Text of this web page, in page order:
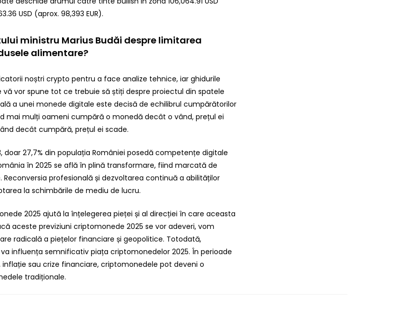
USD (aprox. 98,393 EUR).
ministru Marius Budăi despre limitarea
alimentare?
noștri crypto pentru a face analize tehnice, iar ghidurile
vor spune tot ce trebuie să știți despre proiectul din spatele
a unei monede digitale este decisă de echilibrul cumpărătorilor
mai mulți oameni cumpără o monedă decât o vând, prețul ei
decât cumpără, prețul ei scade.
doar 27,7% din populația României posedă competențe digitale
în 2025 se află în plină transformare, fiind marcată de
profesională și dezvoltarea continuă a abilităților
la schimbările de mediu de lucru.
2025 ajută la înțelegerea pieței și al direcției în care aceasta
aceste previziuni criptomonede 2025 se vor adeveri, vom
radicală a piețelor financiare și geopolitice. Totodată,
influența semnificativ piața criptomonedelor 2025. În perioade
sau crize financiare, criptomonedele pot deveni o
tradiționale.